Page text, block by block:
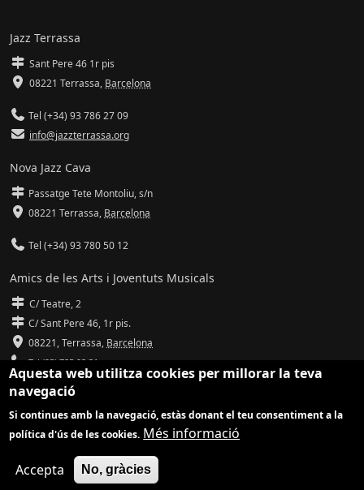
Jazz Terrassa
Sant Pere 46 1r pis
08221 Terrassa, Barcelona
Tel (+34) 93 786 27 09
info@jazzterrassa.org
Nova Jazz Cava
Passatge Tete Montoliu, s/n
08221 Terrassa, Barcelona
Tel (+34) 93 780 50 12
Amics de les Arts i Joventuts Musicals
C/ Teatre, 2
C/ Sant Pere 46, 1r pis.
08221,Terrassa, Barcelona
Tel (93) 785 92 31
info@amicsdelesarts-jjmm.cat
www.amicsdelesarts-jjmm.cat
Adaptació de
Aquesta web utilitza cookies per millorar la teva
navegació
Si continues amb la navegació, estàs donant el teu consentiment a la
política d'ús de les cookies. Més informació
Accepta No, gràcies